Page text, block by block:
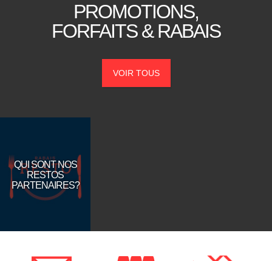
Corporatif
PROMOTIONS,
FORFAITS &RABAIS
VOIR TOUS
QUI SONT NOS
RESTOS
PARTENAIRES?